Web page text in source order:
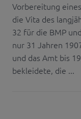
Vorbereitung
die Vita des
32 für die BMP
nur 31 Jahren
und das Amt bis
bekleidete, die ...